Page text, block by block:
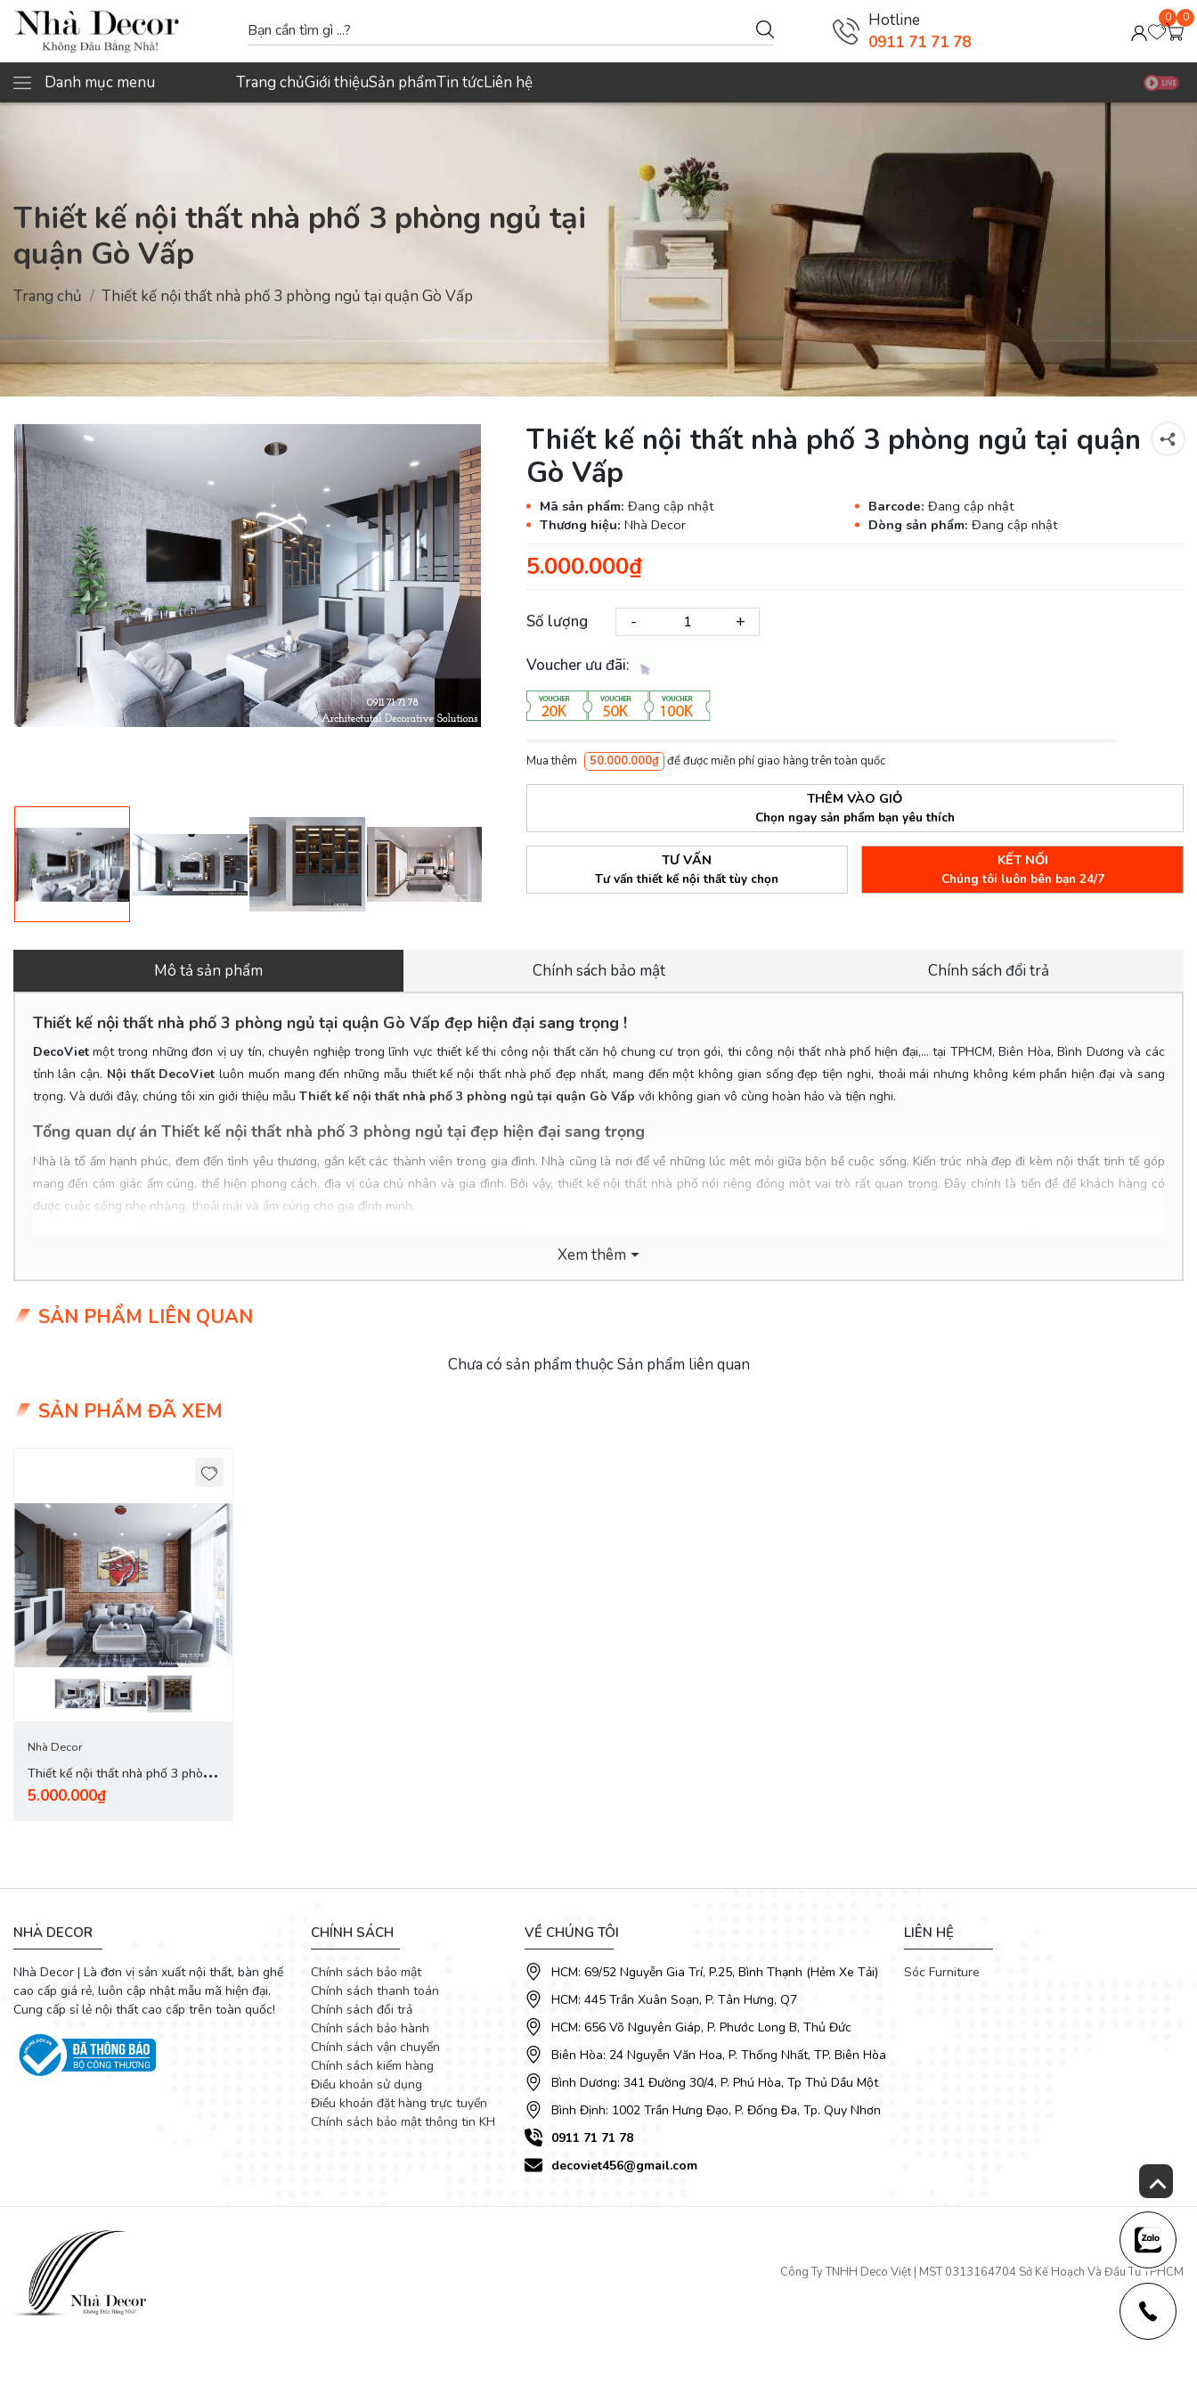
Hotline
0911 71 71 78
0 0
Danh mục menu Trang chủGiới thiệuSản phẩmTin tứcLiên hệ
Thiết kế nội thất nhà phố 3 phòng ngủ tại
quận Gò Vấp
Trang chủ Thiết kế nội thất nhà phố 3 phòng ngủ tại quận Gò Vấp
Thiết kế nội thất nhà phố 3 phòng ngủ tại quận
Gò Vấp
Mã sản phẩm: Đang cập nhật Barcode: Đang cập nhật
Thương hiệu: Nhà Decor Dòng sản phẩm: Đang cập nhật
5.000.000₫
Số lượng - +
Voucher ưu đãi:
Mua thêm 50.000.000₫ để được miễn phí giao hàng trên toàn quốc
THÊM VÀO GIỎ
Chọn ngay sản phẩm bạn yêu thích
TƯ VẤN
Tư vấn thiết kế nội thất tùy chọn
KẾT NỐI
Chúng tôi luôn bên bạn 24/7
Mô tả sản phẩm Chính sách bảo mật Chính sách đổi trả
Thiết kế nội thất nhà phố 3 phòng ngủ tại quận Gò Vấp đẹp hiện đại sang trọng !
DecoViet một trong những đơn vị uy tín, chuyên nghiệp trong lĩnh vực thiết kế thi công nội thất căn hộ chung cư trọn gói, thi công nội thất nhà phố hiện đại,... tại TPHCM, Biên Hòa, Bình Dương và các
tỉnh lân cận. Nội thất DecoViet luôn muốn mang đến những mẫu thiết kế nội thất nhà phố đẹp nhất, mang đến một không gian sống đẹp tiện nghi, thoải mái nhưng không kém phần hiện đại và sang
trọng. Và dưới đây, chúng tôi xin giới thiệu mẫu Thiết kế nội thất nhà phố 3 phòng ngủ tại quận Gò Vấp với không gian vô cùng hoàn hảo và tiện nghi.
Tổng quan dự án Thiết kế nội thất nhà phố 3 phòng ngủ tại đẹp hiện đại sang trọng
Nhà là tổ ấm hạnh phúc, đem đến tình yêu thương, gắn kết các thành viên trong gia đình. Nhà cũng là nơi để về những lúc mệt mỏi giữa bộn bề cuộc sống. Kiến trúc nhà đẹp đi kèm nội thất tinh tế góp
mang đến cảm giác ấm cúng, thể hiện phong cách, địa vị của chủ nhân và gia đình. Bởi vậy, thiết kế nội thất nhà phố nói riêng đóng một vai trò rất quan trọng. Đây chính là tiền để để khách hàng có
được cuộc sống nhẹ nhàng, thoải mái và ấm cúng cho gia đình mình.
Xu hướng thiết kế nội thất nhà phố hiện nay hướng đến không gian mở. Các phòng chức năng được kết nối với nhau mang đến không gian sống hài hòa, thoáng đãng.
Xem thêm
SẢN PHẨM LIÊN QUAN
Chưa có sản phẩm thuộc Sản phẩm liên quan
SẢN PHẨM ĐÃ XEM
Nhà Decor
Thiết kế nội thất nhà phố 3 phòng
ngủ tại quận Gò Vấp
5.000.000₫
NHÀ DECOR
Nhà Decor | Là đơn vị sản xuất nội thất, bàn ghế
cao cấp giá rẻ, luôn cập nhật mẫu mã hiện đại.
Cung cấp sỉ lẻ nội thất cao cấp trên toàn quốc!
CHÍNH SÁCH
Chính sách bảo mật
Chính sách thanh toán
Chính sách đổi trả
Chính sách bảo hành
Chính sách vận chuyển
Chính sách kiểm hàng
Điều khoản sử dụng
Điều khoản đặt hàng trực tuyến
Chính sách bảo mật thông tin KH
VỀ CHÚNG TÔI
HCM: 69/52 Nguyễn Gia Trí, P.25, Bình Thạnh (Hẻm Xe Tải)
HCM: 445 Trần Xuân Soạn, P. Tân Hưng, Q7
HCM: 656 Võ Nguyên Giáp, P. Phước Long B, Thủ Đức
Biên Hòa: 24 Nguyễn Văn Hoa, P. Thống Nhất, TP. Biên Hòa
Bình Dương: 341 Đường 30/4, P. Phú Hòa, Tp Thủ Dầu Một
Bình Định: 1002 Trần Hưng Đạo, P. Đống Đa, Tp. Quy Nhơn
0911 71 71 78
decoviet456@gmail.com
LIÊN HỆ
Sóc Furniture
Công Ty TNHH Deco Việt | MST 0313164704 Sở Kế Hoạch Và Đầu Tư TPHCM